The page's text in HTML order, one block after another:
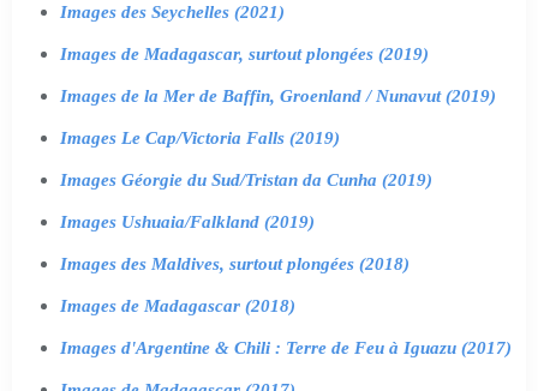
Images des Seychelles (2021)
Images de Madagascar, surtout plongées (2019)
Images de la Mer de Baffin, Groenland / Nunavut (2019)
Images Le Cap/Victoria Falls (2019)
Images Géorgie du Sud/Tristan da Cunha (2019)
Images Ushuaia/Falkland (2019)
Images des Maldives, surtout plongées (2018)
Images de Madagascar (2018)
Images d'Argentine & Chili : Terre de Feu à Iguazu (2017)